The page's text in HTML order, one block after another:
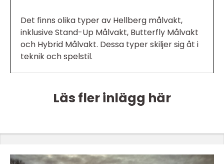
Det finns olika typer av Hellberg målvakt,
inklusive Stand-Up Målvakt, Butterfly Målvakt
och Hybrid Målvakt. Dessa typer skiljer sig åt i
teknik och spelstil.
Läs fler inlägg här